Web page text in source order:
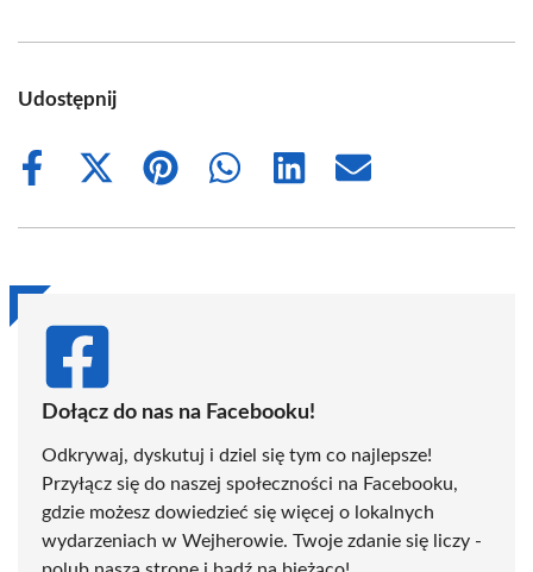
Udostępnij
Share
Share
(Twitter)
Share
Share
Share
Share
Dołącz do nas na Facebooku!
Odkrywaj, dyskutuj i dziel się tym co najlepsze!
Przyłącz się do naszej społeczności na Facebooku,
gdzie możesz dowiedzieć się więcej o lokalnych
wydarzeniach w Wejherowie. Twoje zdanie się liczy -